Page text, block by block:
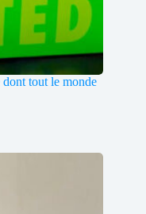
tout le monde